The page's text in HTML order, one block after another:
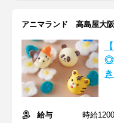
アニマランド 高島屋大
◎
給与
時給